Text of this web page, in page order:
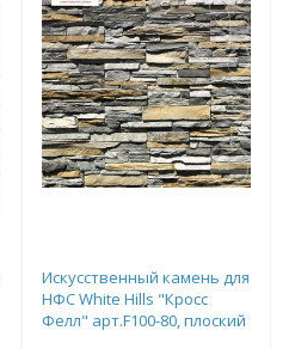
Искусственный камень для
НФС White Hills "Кросс
Фелл" арт.F100-80, плоский